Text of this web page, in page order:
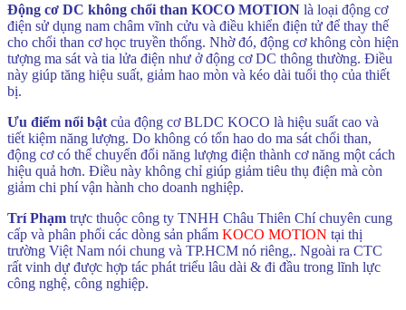
Động cơ DC không chổi than KOCO MOTION là loại động cơ
điện sử dụng nam châm vĩnh cửu và điều khiển điện tử để thay thế
cho chổi than cơ học truyền thống. Nhờ đó, động cơ không còn hiện
tượng ma sát và tia lửa điện như ở động cơ DC thông thường. Điều
này giúp tăng hiệu suất, giảm hao mòn và kéo dài tuổi thọ của thiết
bị.
Ưu điểm nổi bật của động cơ BLDC KOCO là hiệu suất cao và
tiết kiệm năng lượng. Do không có tổn hao do ma sát chổi than,
động cơ có thể chuyển đổi năng lượng điện thành cơ năng một cách
hiệu quả hơn. Điều này không chỉ giúp giảm tiêu thụ điện mà còn
giảm chi phí vận hành cho doanh nghiệp.
Trí Phạm trực thuộc công ty TNHH Châu Thiên Chí chuyên cung
cấp và phân phối các dòng sản phẩm KOCO MOTION tại thị
trường Việt Nam nói chung và TP.HCM nó riêng,. Ngoài ra CTC
rất vinh dự được hợp tác phát triểu lâu dài & đi đầu trong lĩnh lực
công nghệ, công nghiệp.